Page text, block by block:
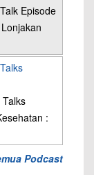
Episode
:
Podcast